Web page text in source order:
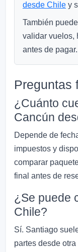
desde Chile y
También
validar vuelos,
antes de pagar.
Preguntas
¿Cuánto
Cancún
Depende de
impuestos y
comparar
final antes de
¿Se puede
Chile?
Sí. Santiago
partes desde